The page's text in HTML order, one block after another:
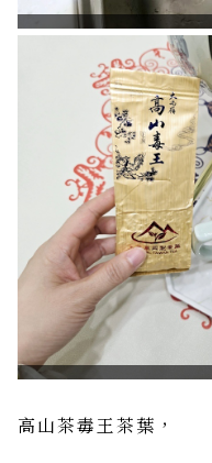
高山茶毒王茶葉，